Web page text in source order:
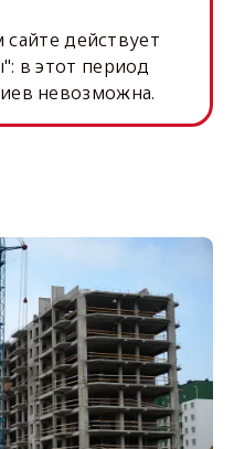
сайте действует
в этот период
невозможна.